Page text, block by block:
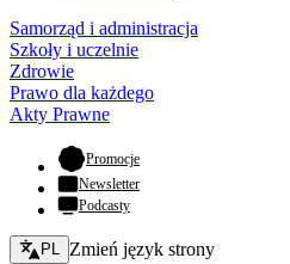
Samorząd i administracja
Szkoły i uczelnie
Zdrowie
Prawo dla każdego
Akty Prawne
Promocje- otwiera się w nowej karcie
Newsletter
Podcasty
Zmień język - bieżący:
PL Zmień język strony